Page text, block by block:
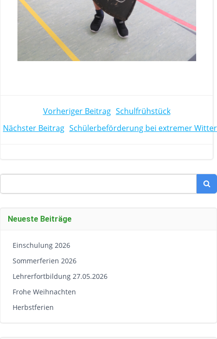
POST
NAVIGATION
Vorheriger Beitrag Schulfrühstück
POST
Nächster Beitrag Schülerbeförderung bei extremer
for:
Neueste Beiträge
Einschulung 2026
Sommerferien 2026
Lehrerfortbildung 27.05.2026
Frohe Weihnachten
Herbstferien